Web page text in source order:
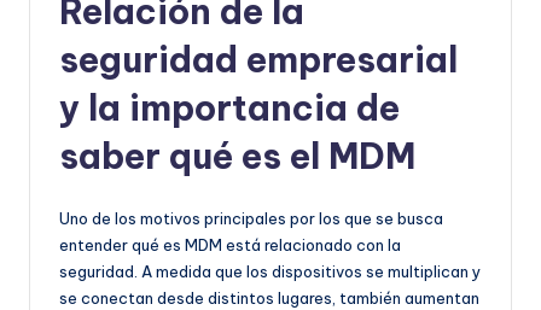
Relación de la
seguridad empresarial
y la importancia de
saber qué es el MDM
Uno de los motivos principales por los que se busca
entender qué es MDM está relacionado con la
seguridad. A medida que los dispositivos se multiplican y
se conectan desde distintos lugares, también aumentan